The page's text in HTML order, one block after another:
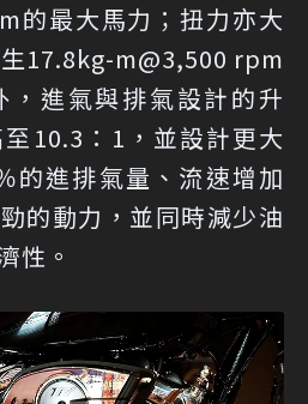
的最大馬力；扭力亦大
17.8kg-m@3,500 rpm
，進氣與排氣設計的升
10.3：1，並設計更大
的進排氣量、流速增加
的動力，並同時減少油
性。